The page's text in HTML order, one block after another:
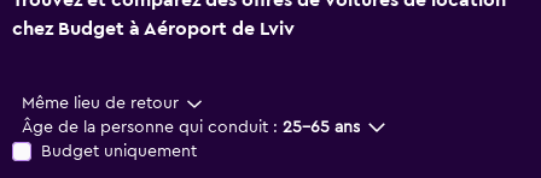
chez Budget à Aéroport de Lviv
Même lieu de retour
Âge de la personne qui conduit : 25-65 ans
Budget uniquement